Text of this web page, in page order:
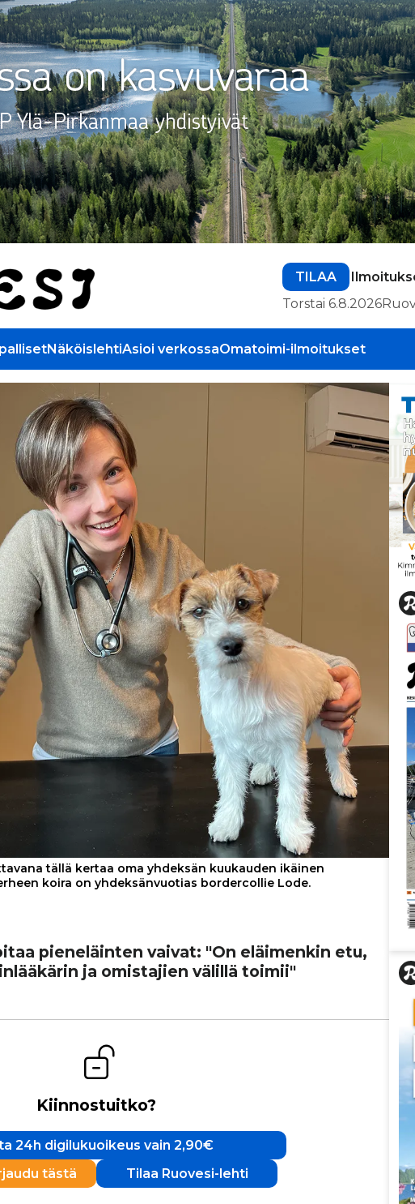
TILAA
Torstai 6.8.2026
NäköislehtiAsioi verkossaOmatoimi-ilmoitukset
tällä kertaa oma yhdeksän kuukauden ikäinen
koira on yhdeksänvuotias bordercollie Lode.
pie­ne­läin­ten vaivat: "On eläi­men­kin etu,
ja omis­ta­jien välillä toimii"
Kiinnostuitko?
24h digilukuoikeus vain 2,90€
tästä
Tilaa Ruovesi-lehti